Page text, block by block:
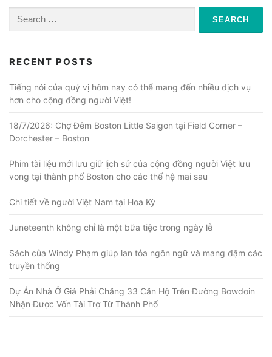
for:
RECENT POSTS
Tiếng nói của quý vị hôm nay có thể mang đến nhiều dịch vụ
hơn cho cộng đồng người Việt!
18/7/2026: Chợ Đêm Boston Little Saigon tại Field Corner –
Dorchester – Boston
Phim tài liệu mới lưu giữ lịch sử của cộng đồng người Việt lưu
vong tại thành phố Boston cho các thế hệ mai sau
Chi tiết về người Việt Nam tại Hoa Kỳ
Juneteenth không chỉ là một bữa tiệc trong ngày lễ
Sách của Windy Phạm giúp lan tỏa ngôn ngữ và mang đậm các
truyền thống
Dự Án Nhà Ở Giá Phải Chăng 33 Căn Hộ Trên Đường Bowdoin
Nhận Được Vốn Tài Trợ Từ Thành Phố